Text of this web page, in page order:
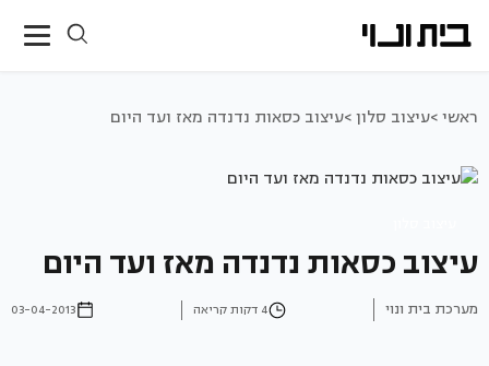
ראשי >עיצוב סלון >עיצוב כסאות נדנדה מאז ועד היום
עיצוב כסאות נדנדה מאז ועד היום
מערכת בית ונוי 4 דקות קריאה 03-04-2013